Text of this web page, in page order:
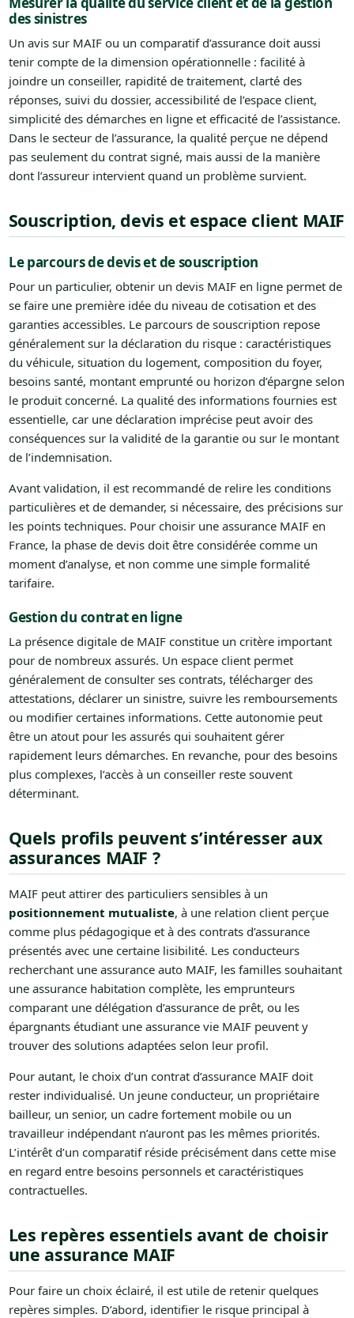
des sinistres
Un avis sur MAIF ou un comparatif d’assurance doit aussi
tenir compte de la dimension opérationnelle : facilité à
joindre un conseiller, rapidité de traitement, clarté des
réponses, suivi du dossier, accessibilité de l’espace client,
simplicité des démarches en ligne et efficacité de l’assistance.
Dans le secteur de l’assurance, la qualité perçue ne dépend
pas seulement du contrat signé, mais aussi de la manière
dont l’assureur intervient quand un problème survient.
Souscription, devis et espace client MAIF
Le parcours de devis et de souscription
Pour un particulier, obtenir un devis MAIF en ligne permet de
se faire une première idée du niveau de cotisation et des
garanties accessibles. Le parcours de souscription repose
généralement sur la déclaration du risque : caractéristiques
du véhicule, situation du logement, composition du foyer,
besoins santé, montant emprunté ou horizon d’épargne selon
le produit concerné. La qualité des informations fournies est
essentielle, car une déclaration imprécise peut avoir des
conséquences sur la validité de la garantie ou sur le montant
de l’indemnisation.
Avant validation, il est recommandé de relire les conditions
particulières et de demander, si nécessaire, des précisions sur
les points techniques. Pour choisir une assurance MAIF en
France, la phase de devis doit être considérée comme un
moment d’analyse, et non comme une simple formalité
tarifaire.
Gestion du contrat en ligne
La présence digitale de MAIF constitue un critère important
pour de nombreux assurés. Un espace client permet
généralement de consulter ses contrats, télécharger des
attestations, déclarer un sinistre, suivre les remboursements
ou modifier certaines informations. Cette autonomie peut
être un atout pour les assurés qui souhaitent gérer
rapidement leurs démarches. En revanche, pour des besoins
plus complexes, l’accès à un conseiller reste souvent
déterminant.
Quels profils peuvent s’intéresser aux
assurances MAIF ?
MAIF peut attirer des particuliers sensibles à un
positionnement mutualiste, à une relation client perçue
comme plus pédagogique et à des contrats d’assurance
présentés avec une certaine lisibilité. Les conducteurs
recherchant une assurance auto MAIF, les familles souhaitant
une assurance habitation complète, les emprunteurs
comparant une délégation d’assurance de prêt, ou les
épargnants étudiant une assurance vie MAIF peuvent y
trouver des solutions adaptées selon leur profil.
Pour autant, le choix d’un contrat d’assurance MAIF doit
rester individualisé. Un jeune conducteur, un propriétaire
bailleur, un senior, un cadre fortement mobile ou un
travailleur indépendant n’auront pas les mêmes priorités.
L’intérêt d’un comparatif réside précisément dans cette mise
en regard entre besoins personnels et caractéristiques
contractuelles.
Les repères essentiels avant de choisir
une assurance MAIF
Pour faire un choix éclairé, il est utile de retenir quelques
repères simples. D’abord, identifier le risque principal à